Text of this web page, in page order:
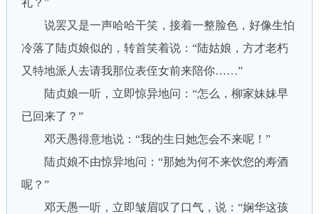
礼？”
说罢又是一声哈哈干笑，接着一整脸色，好像生怕
冷落了陆贞娘似的，转首笑着说：“陆姑娘，方才老朽
又特地派人去请我那位表侄女前来陪你……”
陆贞娘一听，立即惊异地问：“怎么，柳家妹妹早
已回来了？”
邓天愚得意地说：“我的生日她怎会不来呢！”
陆贞娘不由惊异地问：“那她为何不来饮您的寿酒
呢？”
邓天愚一听，立即皱眉叹了口气，说：“娴华这孩